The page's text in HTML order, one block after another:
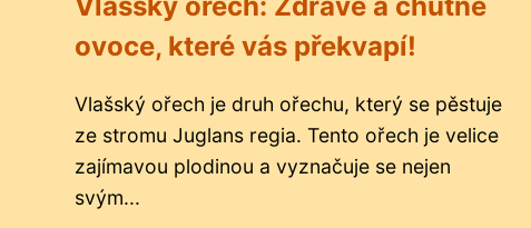
ovoce, které vás překvapí!
Vlašský ořech je druh ořechu, který se pěstuje
ze stromu Juglans regia. Tento ořech je velice
zajímavou plodinou a vyznačuje se nejen
svým...